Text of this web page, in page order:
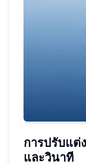
การปรับแต่
และวินาที